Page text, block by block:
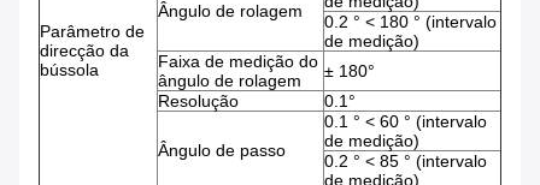
Parâmetro de
direcção da
bússola
Ângulo de rolagem
0.2 ° < 180 ° (intervalo
de medição)
Faixa de medição do
ângulo de rolagem
± 180°
Resolução
0.1°
Ângulo de passo
0.1 ° < 60 ° (intervalo
de medição)
0.2 ° < 85 ° (intervalo
de medição)